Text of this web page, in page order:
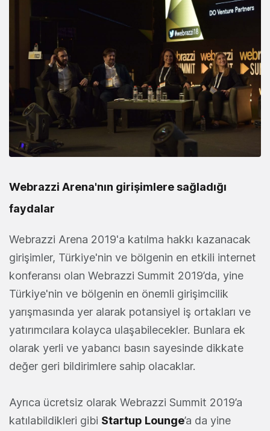
Webrazzi Arena'nın girişimlere sağladığı
faydalar
Webrazzi Arena 2019'a katılma hakkı kazanacak
girişimler, Türkiye'nin ve bölgenin en etkili internet
konferansı olan Webrazzi Summit 2019’da, yine
Türkiye'nin ve bölgenin en önemli girişimcilik
yarışmasında yer alarak potansiyel iş ortakları ve
yatırımcılara kolayca ulaşabilecekler. Bunlara ek
olarak yerli ve yabancı basın sayesinde dikkate
değer geri bildirimlere sahip olacaklar.
Ayrıca ücretsiz olarak Webrazzi Summit 2019’a
katılabildikleri gibi Startup Lounge’a da yine